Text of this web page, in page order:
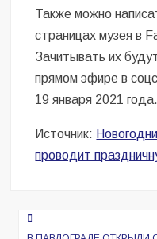
Также можно
страницах музея в
Зачитывать их
прямом эфире в
19 января 2021 года.
Источник:
проводит
Навигация